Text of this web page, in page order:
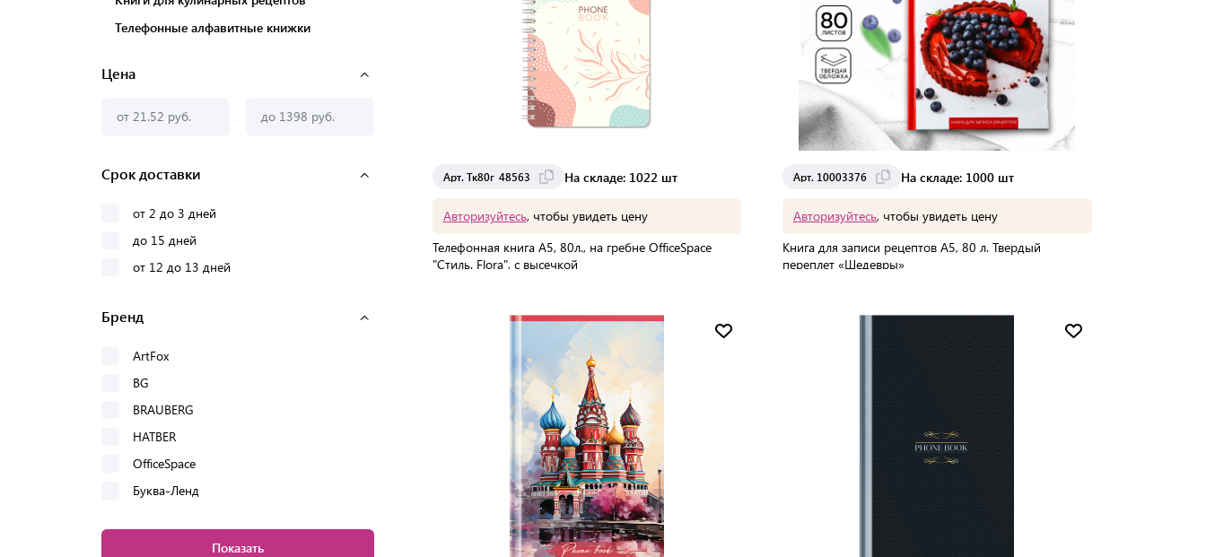
Телефонные алфавитные книжки
Цена
Срок доставки
от 2 до 3 дней
до 15 дней
от 12 до 13 дней
Бренд
ArtFox
BG
BRAUBERG
HATBER
OfficeSpace
Буква-Ленд
Показать
Арт. Тк80г_48563 На складе: 1022 шт
Авторизуйтесь, чтобы увидеть цену
Телефонная книга А5, 80л., на гребне OfficeSpace
"Стиль. Flora", с высечкой
Доставка от 2 до 3 дней
Арт. 10003376 На складе: 1000 шт
Авторизуйтесь, чтобы увидеть цену
Книга для записи рецептов А5, 80 л. Твердый
переплет «Шедевры»